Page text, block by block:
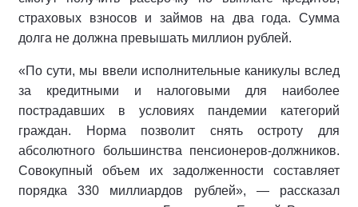
страховых взносов и займов на два года. Сумма
долга не должна превышать миллион рублей.
«По сути, мы ввели исполнительные каникулы вслед
за кредитными и налоговыми для наиболее
пострадавших в условиях пандемии категорий
граждан. Норма позволит снять остроту для
абсолютного большинства пенсионеров-должников.
Совокупный объем их задолженности составляет
порядка 330 миллиардов рублей», — рассказал